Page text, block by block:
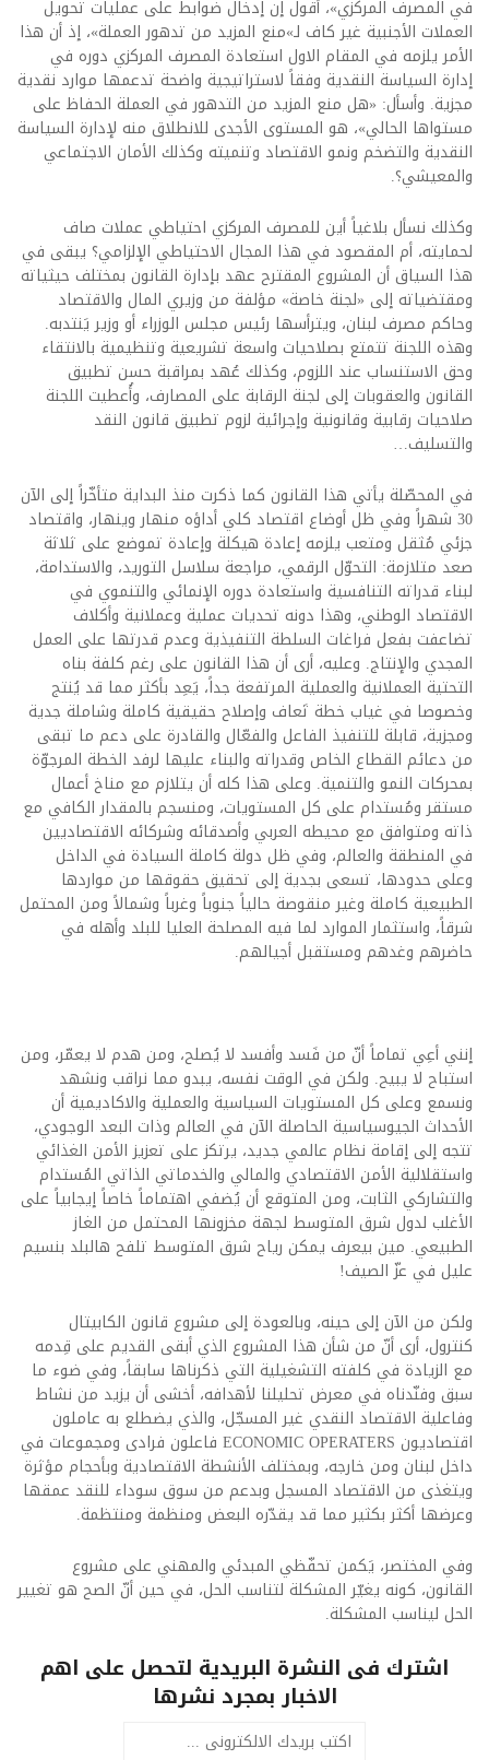
في المصرف المركزي»، أقول إن إدخال ضوابط على عمليات تحويل
العملات الأجنبية غير كاف لـ»منع المزيد من تدهور العملة»، إذ أن هذا
الأمر يلزمه في المقام الاول استعادة المصرف المركزي دوره في
إدارة السياسة النقدية وفقاً لاستراتيجية واضحة تدعمها موارد نقدية
مجزية. وأسأل: «هل منع المزيد من التدهور في العملة الحفاظ على
مستواها الحالي»، هو المستوى الأجدى للانطلاق منه لإدارة السياسة
النقدية والتضخم ونمو الاقتصاد وتنميته وكذلك الأمان الاجتماعي
والمعيشي؟.
وكذلك نسأل بلاغياً أين للمصرف المركزي احتياطي عملات صاف
لحمايته، أم المقصود في هذا المجال الاحتياطي الإلزامي؟ يبقى في
هذا السياق أن المشروع المقترح عهد بإدارة القانون بمختلف حيثياته
ومقتضياته إلى «لجنة خاصة» مؤلفة من وزيري المال والاقتصاد
وحاكم مصرف لبنان، ويترأسها رئيس مجلس الوزراء أو وزير يَنتدبه.
وهذه اللجنة تتمتع بصلاحيات واسعة تشريعية وتنظيمية بالانتقاء
وحق الاستنساب عند اللزوم، وكذلك عُهد بمراقبة حسن تطبيق
القانون والعقوبات إلى لجنة الرقابة على المصارف، وأُعطيت اللجنة
صلاحيات رقابية وقانونية وإجرائية لزوم تطبيق قانون النقد
والتسليف…
في المحصّلة يأتي هذا القانون كما ذكرت منذ البداية متأخّراً إلى الآن
30 شهراً وفي ظل أوضاع اقتصاد كلي أداؤه منهار وينهار، واقتصاد
جزئي مُثقل ومتعب يلزمه إعادة هيكلة وإعادة تموضع على ثلاثة
صعد متلازمة: التحوّل الرقمي، مراجعة سلاسل التوريد، والاستدامة،
لبناء قدراته التنافسية واستعادة دوره الإنمائي والتنموي في
الاقتصاد الوطني، وهذا دونه تحديات عملية وعملانية وأكلاف
تضاعفت بفعل فراغات السلطة التنفيذية وعدم قدرتها على العمل
المجدي والإنتاج. وعليه، أرى أن هذا القانون على رغم كلفة بناه
التحتية العملانية والعملية المرتفعة جداً، يَعِد بأكثر مما قد يُنتج
وخصوصا في غياب خطة تَعاف وإصلاح حقيقية كاملة وشاملة جدية
ومجزية، قابلة للتنفيذ الفاعل والفعّال والقادرة على دعم ما تبقى
من دعائم القطاع الخاص وقدراته والبناء عليها لرفد الخطة المرجوّة
بمحركات النمو والتنمية. وعلى هذا كله أن يتلازم مع مناخ أعمال
مستقر ومُستدام على كل المستويات، ومنسجم بالمقدار الكافي مع
ذاته ومتوافق مع محيطه العربي وأصدقائه وشركائه الاقتصاديين
في المنطقة والعالم، وفي ظل دولة كاملة السيادة في الداخل
وعلى حدودها، تسعى بجدية إلى تحقيق حقوقها من مواردها
الطبيعية كاملة وغير منقوصة حالياً جنوباً وغرباً وشمالاً ومن المحتمل
شرقاً، واستثمار الموارد لما فيه المصلحة العليا للبلد وأهله في
حاضرهم وغدهم ومستقبل أجيالهم.
إنني أعِي تماماً أنّ من فَسد وأفسد لا يُصلح، ومن هدم لا يعمّر، ومن
استباح لا يبيح. ولكن في الوقت نفسه، يبدو مما نراقب ونشهد
ونسمع وعلى كل المستويات السياسية والعملية والاكاديمية أن
الأحداث الجيوسياسية الحاصلة الآن في العالم وذات البعد الوجودي،
تتجه إلى إقامة نظام عالمي جديد، يرتكز على تعزيز الأمن الغذائي
واستقلالية الأمن الاقتصادي والمالي والخدماتي الذاتي المُستدام
والتشاركي الثابت، ومن المتوقع أن يُضفي اهتماماً خاصاً إيجابياً على
الأغلب لدول شرق المتوسط لجهة مخزونها المحتمل من الغاز
الطبيعي. مين بيعرف يمكن رياح شرق المتوسط تلفح هالبلد بنسيم
عليل في عزّ الصيف!
ولكن من الآن إلى حينه، وبالعودة إلى مشروع قانون الكابيتال
كنترول، أرى أنّ من شأن هذا المشروع الذي أبقى القديم على قِدمه
مع الزيادة في كلفته التشغيلية التي ذكرناها سابقاً، وفي ضوء ما
سبق وفنّدناه في معرض تحليلنا لأهدافه، أخشى أن يزيد من نشاط
وفاعلية الاقتصاد النقدي غير المسجّل، والذي يضطلع به عاملون
اقتصاديون ECONOMIC OPERATERS فاعلون فرادى ومجموعات في
داخل لبنان ومن خارجه، وبمختلف الأنشطة الاقتصادية وبأحجام مؤثرة
ويتغذى من الاقتصاد المسجل وبدعم من سوق سوداء للنقد عمقها
وعرضها أكثر بكثير مما قد يقدّره البعض ومنظمة ومنتظمة.
وفي المختصر، يَكمن تحفّظي المبدئي والمهني على مشروع
القانون، كونه يغيّر المشكلة لتناسب الحل، في حين أنّ الصح هو تغيير
الحل ليناسب المشكلة.
اشترك فى النشرة البريدية لتحصل على اهم
الاخبار بمجرد نشرها